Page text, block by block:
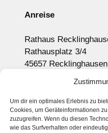
Um dir ein optimales Erlebnis zu
Cookies, um Geräteinformationen
zuzugreifen. Wenn du diesen
wie das Surfverhalten oder
Anreise
Rathaus
Rathausplatz 3/4
45657 Recklinghausen
Newsletter
Sitemap